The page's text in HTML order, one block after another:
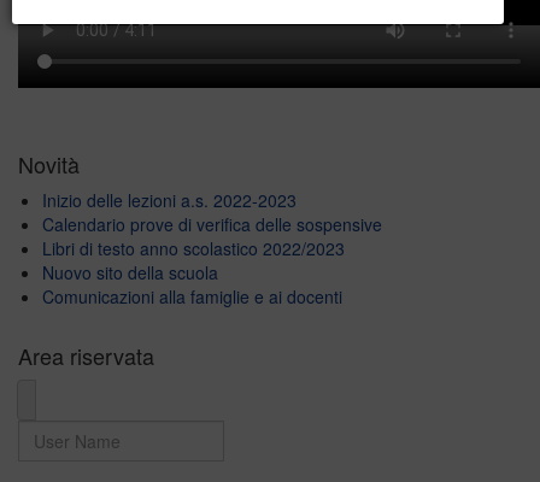
Novità
Inizio delle lezioni a.s. 2022-2023
Calendario prove di verifica delle sospensive
Libri di testo anno scolastico 2022/2023
Nuovo sito della scuola
Comunicazioni alla famiglie e ai docenti
Area riservata